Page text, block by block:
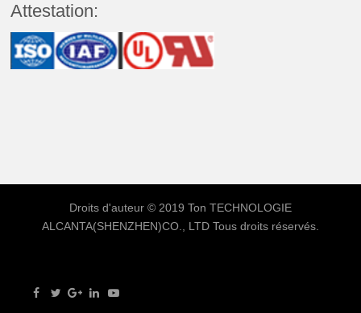
Attestation:
Droits d'auteur © 2019 Ton TECHNOLOGIE
ALCANTA(SHENZHEN)CO., LTDTous droits réservés.